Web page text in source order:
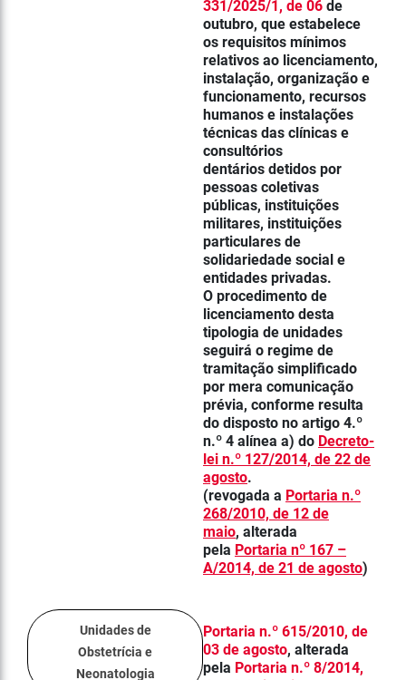
331/2025/1, de 06 de
outubro, que estabelece
os requisitos mínimos
relativos ao licenciamento,
instalação, organização e
funcionamento, recursos
humanos e instalações
técnicas das clínicas e
consultórios
dentários detidos por
pessoas coletivas
públicas, instituições
militares, instituições
particulares de
solidariedade social e
entidades privadas.
O procedimento de
licenciamento desta
tipologia de unidades
seguirá o regime de
tramitação simplificado
por mera comunicação
prévia, conforme resulta
do disposto no artigo 4.º
n.º 4 alínea a) do Decreto-
lei n.º 127/2014, de 22 de
agosto.
(revogada a Portaria n.º
268/2010, de 12 de
maio, alterada
pela Portaria nº 167 –
A/2014, de 21 de agosto)
Unidades de
Obstetrícia e
Neonatologia
Portaria n.º 615/2010, de
03 de agosto, alterada
pela Portaria n.º 8/2014,